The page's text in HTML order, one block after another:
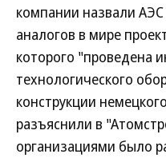
компании назвали
аналогов в мире
которого "проведена
технологического
конструкции
разъяснили в
организациями было